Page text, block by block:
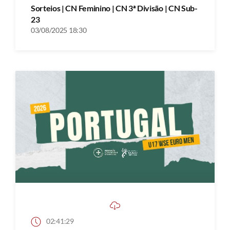
Sorteios | CN Feminino | CN 3ª Divisão | CN Sub-
23
03/08/2025 18:30
02:41:29